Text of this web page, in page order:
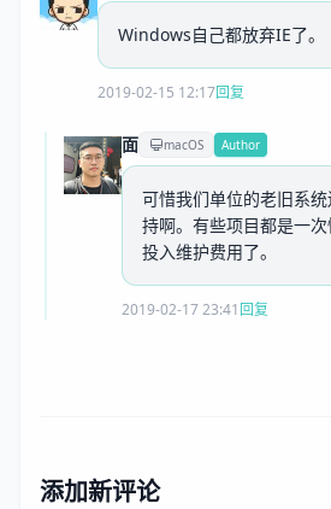
Windows自己都放弃IE了。
2019-02-15 12:17回复
面 macOS Author
可惜我们单位的老旧系
持啊。有些项目都是一
投入维护费用了。
2019-02-17 23:41回复
添加新评论